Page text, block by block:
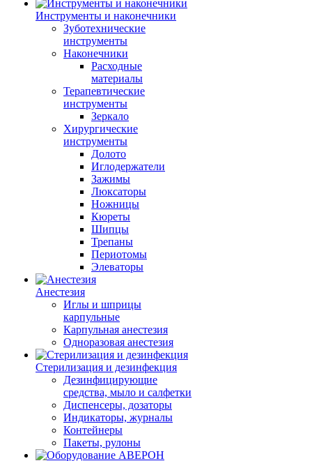
Инструменты и наконечники
Зуботехнические
инструменты
Наконечники
Расходные
материалы
Терапевтические
инструменты
Зеркало
Хирургические
инструменты
Долото
Иглодержатели
Зажимы
Люксаторы
Ножницы
Кюреты
Шипцы
Трепаны
Периотомы
Элеваторы
Анестезия
Иглы и шприцы
карпульные
Карпульная анестезия
Одноразовая анестезия
Стерилизация и дезинфекция
Дезинфицирующие
средства, мыло и салфетки
Диспенсеры, дозаторы
Индикаторы, журналы
Контейнеры
Пакеты, рулоны